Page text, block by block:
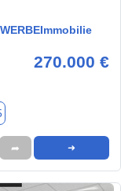
270.000 €
➦ ➜